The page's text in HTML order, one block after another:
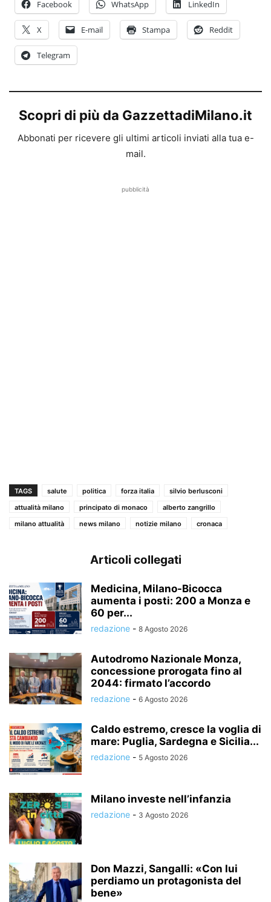
Facebook WhatsApp LinkedIn
X E-mail Stampa Reddit
Telegram
Scopri di più da GazzettadiMilano.it
Abbonati per ricevere gli ultimi articoli inviati alla tua e-
mail.
pubblicità
TAGS salute politica forza italia
silvio berlusconi
attualità milano
principato di monaco
alberto zangrillo
milano attualità
news milano notizie milano cronaca
Articoli collegati
Medicina, Milano-Bicocca
aumenta i posti: 200 a Monza e
60 per...
redazione - 8 Agosto 2026
Autodromo Nazionale Monza,
concessione prorogata fino al
2044: firmato l’accordo
redazione - 6 Agosto 2026
Caldo estremo, cresce la voglia di
mare: Puglia, Sardegna e Sicilia...
redazione - 5 Agosto 2026
Milano investe nell’infanzia
redazione - 3 Agosto 2026
Don Mazzi, Sangalli: «Con lui
perdiamo un protagonista del
bene»